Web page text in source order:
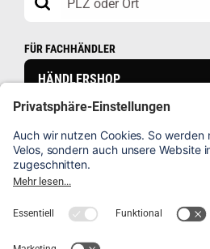
FÜR FACHHÄNDLER
HÄNDLERSHOP
HÄUFIG GESTELLTE FRAGEN